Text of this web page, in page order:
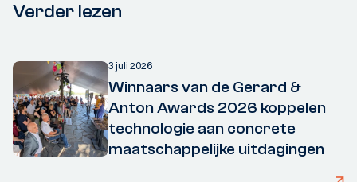
Verder lezen
3 juli 2026
Winnaars van de Gerard &
Anton Awards 2026 koppelen
technologie aan concrete
maatschappelijke uitdagingen